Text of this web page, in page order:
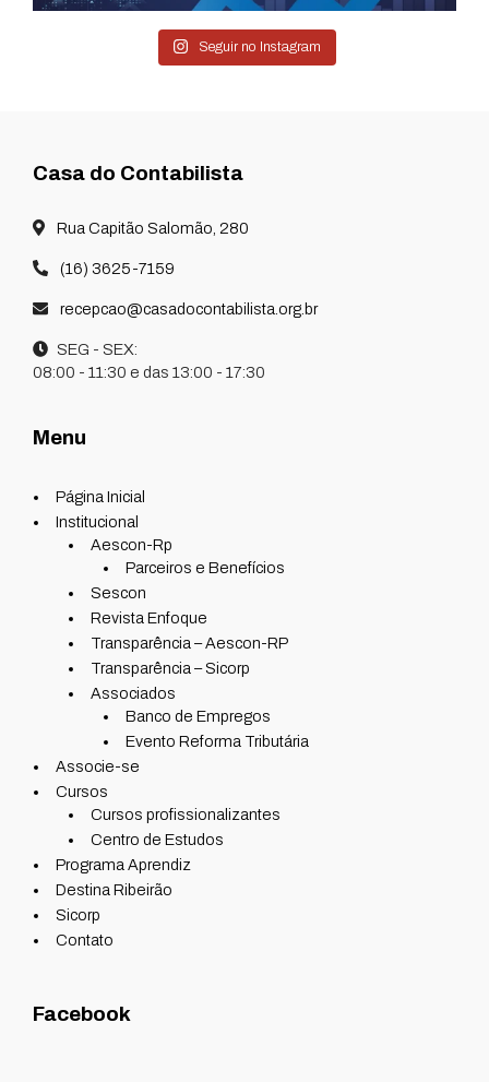
Seguir no Instagram
Casa do Contabilista
Rua Capitão Salomão, 280
(16) 3625-7159
recepcao@casadocontabilista.org.br
SEG - SEX:
08:00 - 11:30 e das 13:00 - 17:30
Menu
Página Inicial
Institucional
Aescon-Rp
Parceiros e Benefícios
Sescon
Revista Enfoque
Transparência – Aescon-RP
Transparência – Sicorp
Associados
Banco de Empregos
Evento Reforma Tributária
Associe-se
Cursos
Cursos profissionalizantes
Centro de Estudos
Programa Aprendiz
Destina Ribeirão
Sicorp
Contato
Facebook